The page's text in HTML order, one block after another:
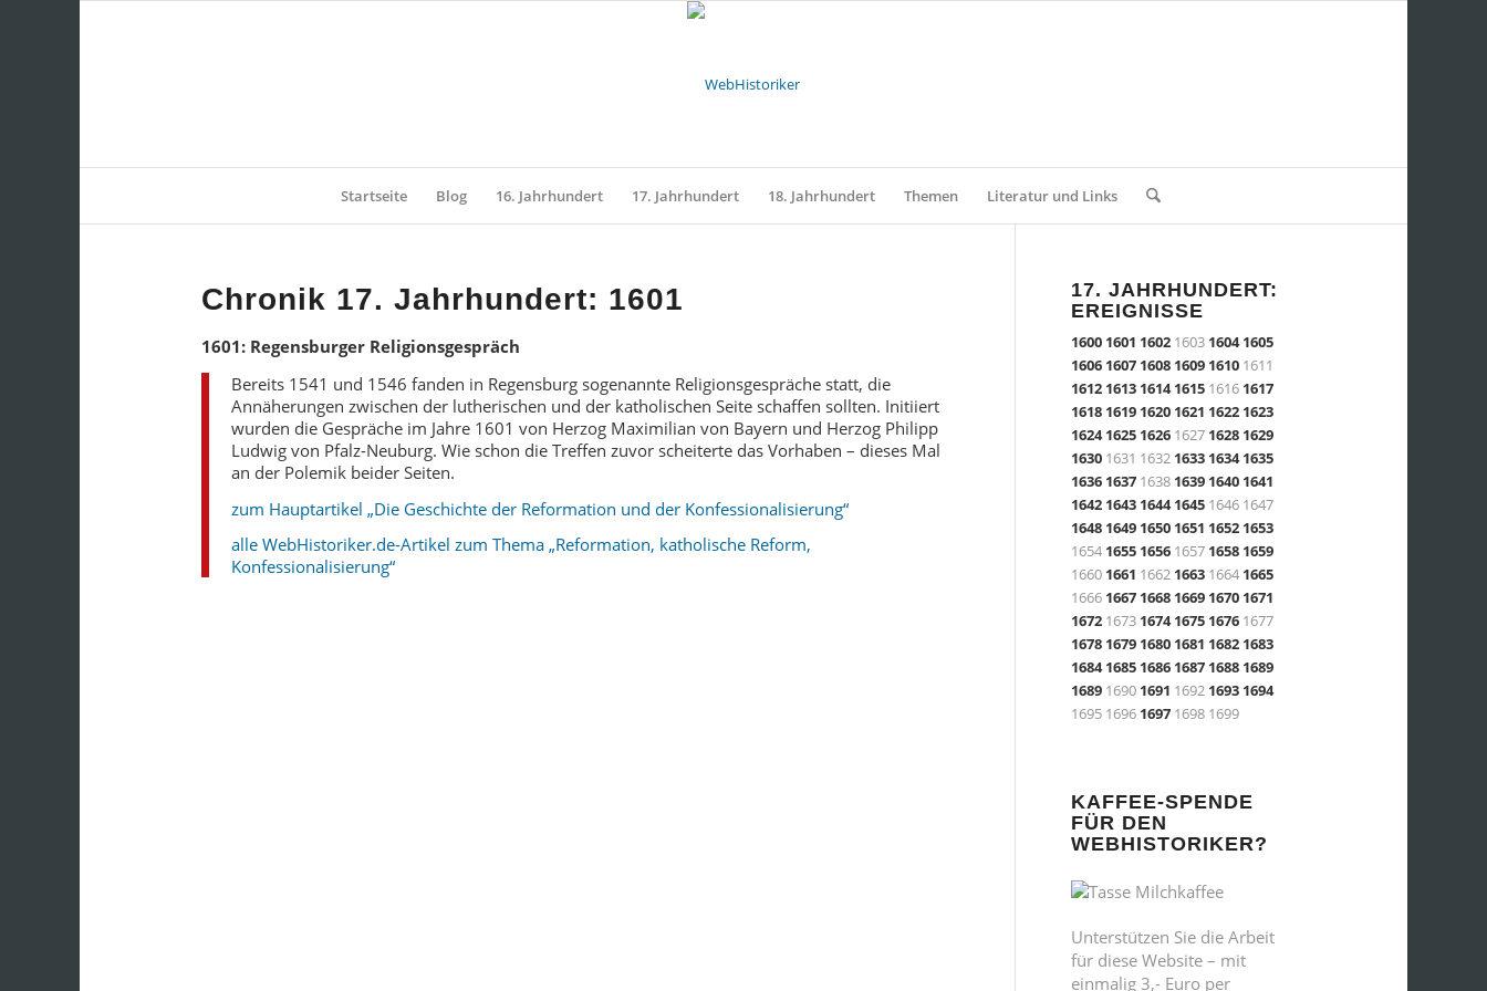
Startseite Blog 16. Jahrhundert 17. Jahrhundert 18. Jahrhundert Themen Literatur und Links
Chronik 17. Jahrhundert: 1601
1601: Regensburger Religionsgespräch
Bereits 1541 und 1546 fanden in Regensburg sogenannte Religionsgespräche statt, die
Annäherungen zwischen der lutherischen und der katholischen Seite schaffen sollten. Initiiert
wurden die Gespräche im Jahre 1601 von Herzog Maximilian von Bayern und Herzog Philipp
Ludwig von Pfalz-Neuburg. Wie schon die Treffen zuvor scheiterte das Vorhaben – dieses Mal
an der Polemik beider Seiten.
zum Hauptartikel „Die Geschichte der Reformation und der Konfessionalisierung“
alle WebHistoriker.de-Artikel zum Thema „Reformation, katholische Reform,
Konfessionalisierung“
17. JAHRHUNDERT:
EREIGNISSE
1600 1601 1602 1603 1604 1605
1606 1607 1608 1609 1610 1611
1612 1613 1614 1615 1616 1617
1618 1619 1620 1621 1622 1623
1624 1625 1626 1627 1628 1629
1630 1631 1632 1633 1634 1635
1636 1637 1638 1639 1640 1641
1642 1643 1644 1645 1646 1647
1648 1649 1650 1651 1652 1653
1654 1655 1656 1657 1658 1659
1660 1661 1662 1663 1664 1665
1666 1667 1668 1669 1670 1671
1672 1673 1674 1675 1676 1677
1678 1679 1680 1681 1682 1683
1684 1685 1686 1687 1688 1689
1689 1690 1691 1692 1693 1694
1695 1696 1697 1698 1699
KAFFEE-SPENDE
FÜR DEN
WEBHISTORIKER?
Unterstützen Sie die Arbeit
für diese Website – mit
einmalig 3,- Euro per